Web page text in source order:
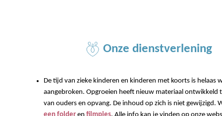
Onze dienstverlening
De tijd van zieke kinderen en kinderen met koorts is helaas
aangebroken. Opgroeien heeft nieuw materiaal ontwikkeld
van ouders en opvang. De inhoud op zich is niet gewijzigd.